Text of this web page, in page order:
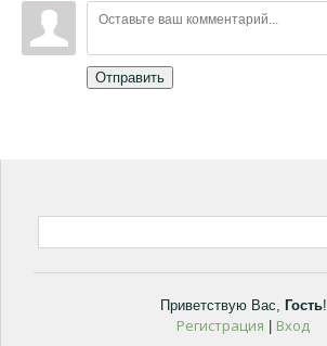
Отправить
Приветствую Вас Гость!
Регистрация | Вход